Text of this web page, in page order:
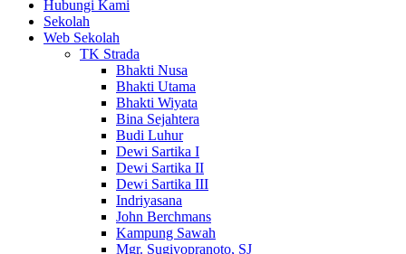
Hubungi Kami
Sekolah
Web Sekolah
TK Strada
Bhakti Nusa
Bhakti Utama
Bhakti Wiyata
Bina Sejahtera
Budi Luhur
Dewi Sartika I
Dewi Sartika II
Dewi Sartika III
Indriyasana
John Berchmans
Kampung Sawah
Mgr. Sugiyopranoto, SJ